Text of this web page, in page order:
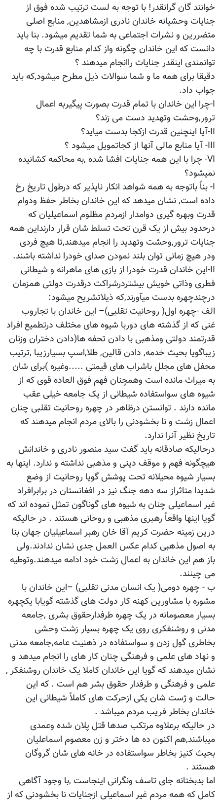
خوانند گان گرانقدر! با توجه به لست ترتیب شده فوق از
جنایات وحشیانه خاندان نادری ازمشاهدین, منابع اصلی
متضررین و نشرات اجتماعی به شما تقدیم میشود. بنا باید
دانست که این خاندان چگونه واز کدام منابع قدرت با چه
توانمندی اینقدر جنایات راانجام میدهند ؟
دقیقا برای همه ما و شما سوالات ذیل مطرح میشود,که باید
جواب داد.
I-چرا این خاندان با تمام قدرت بصورت پیگیربه اعمال
ترور,وحشت وتهدید دست می زند؟
II-آیا اینچنین قدرت ازکجا بدست میاید؟
III- آیا منابع مالی آنها از کجاتمویل میشود ؟
VI- چرا با این همه جنایات افشا شده ,به محاکمه کشانیده
نمیشود؟
I- بناً باتوجه به همه شواهد انکار ناپذیر که درطول تاریخ رخ
داده است, نشان میدهد که این خاندان بخاطر حفظ ودوام
قدرت وبهره گیری دوامدار ازمردم مظلوم اسماعیلیان که
درحدود بیش از یک قرن تحت تسلط شان قرار دارنداین همه
جنایات ترور,وحشت وتهدید را انجام میدهند,تا هیچ فردی
ودر هیچ زمانی توان بلند نمودن صدای خودرا نداشته باشند.
II-این خاندان قدرت خودرا از بازی های ماهرانه و شیطانی
فطری وذاتی خویش بیشتردرشراکت درقدرت دولتی همزمان
درچندچهره بدست میآورند,که ذیلاتشریح میشود:
الف -چهره اول( روحانیت تقلبی)– این خاندان با تجاروب
غنی که از گذشته های دوربا شیوه های مختلف درتطمیع افراد
قدرتمند دولتی ومذهبی با دادن تحفه ها(دادن دختران وزنان
زیباگویا بحیث خدمه, دادن قالین, طلا,اسپ بسیارزیبا ,ترتیب
محفل های مجلل باشراب های قیمتی .....وغیره )برای شان
به میراث مانده است وهمچنان فهم فوق العاده قوی که از
شیوه های سواستفاده شیطانی از یک جامعه خیلی عقب
مانده دارند . توانستن درظاهر در چهره روحانیت تقلبی چنان
اعمال زشت و نا بخشودنی را بالای مردم انجام میدهند که
تاریخ نظیر آنرا ندارد.
درحالیکه صادقانه باید گفت سید منصور نادری و خاندانش
هیچگونه فهم و موقف دینی و مذهبی نداشته و ندارد. اینها به
بسیار شیوه محیلانه تحت پوشش گویا روحانیت از وضع
شدیدا متاثراز سه دهه جنگ نیز در افغانستان در برابرافراد
غیر اسماعیلی چنان به شیوه های گوناگون تمثل نموده اند که
گویا اینها واقعاً رهبری مذهبی و روحانی هستند . در حالیکه
درین زمینه حضرت کریم آقا خان رهبر اسماعیلیان جهان بنا
به اصول مذهبی کدام عکس العمل جدی نشان ندادند.ولی
باز هم این خاندان به اعمال زشت خود ادامه میدهند.وتوطیه
می چینند.
ب - چهره دومی( یک انسان مدنی تقلبی) –این خاندان با
مشوره با مشاورین کهنه کار دولت های گذشته گویابا یکچهره
بسیار معصومانه در یک چهره طرفدارحقوق بشری ,جامعه
مدنی و روشنفکری روی یک چهره بسیار زشت وحشی
بخاطری گول زدن و سواستفاده در ذهنیت عامه,جامعه مدنی
و نهاد های علمی و فرهنگی چنان کار های را انجام میدهد و
نشان میدهند که گویا این خاندان کاملا یک خاندان روشنفکر ,
علمی و فرهنگی و طرفدار حقوق بشر هم است . که این
حالت و ژست شان یکی ازحرکت های کاملاً شیطانی این
خاندان بخاطر فریب مردم میباشد .
در حالیکه برعلاوه مرتکب صدها قتل پلان شده وعمدی
میباشند,هم اکنون ده ها دختر و زن معصوم اسماعلیان
بحیث کنیز بخاطر سواستفاده در خانه های شان گروگان
هستند .
اما بدبختانه جای تاسف ونگرانی اینجاست ,با وجود آگاهی
کامل که همه مردم غیر اسماعیلی ازجنایات نا بخشودنی که از